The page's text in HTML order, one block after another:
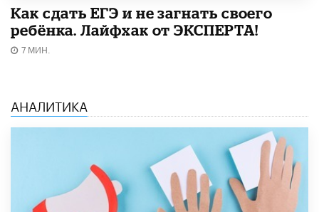
​Как сдать ЕГЭ и не загнать своего
ребёнка. Лайфхак от ЭКСПЕРТА!
7 МИН.
АНАЛИТИКА